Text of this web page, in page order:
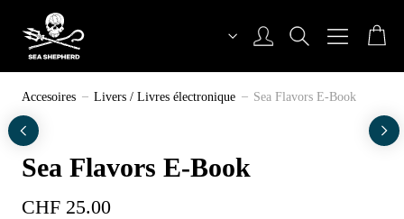
contenu
Sea Shepherd Switzerland
Accesoires Livers / Livres électronique Sea Flavors E-Book
Sea Flavors E-Book
CHF 25.00